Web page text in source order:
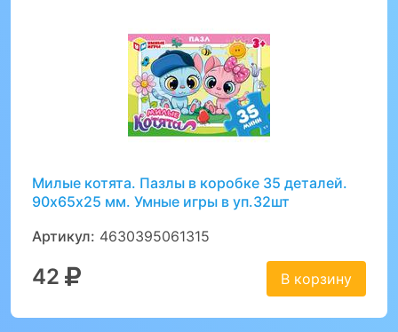
Милые котята. Пазлы в коробке 35 деталей.
90х65х25 мм. Умные игры в уп.32шт
Артикул: 4630395061315
42 В корзину